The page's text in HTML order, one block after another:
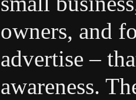
owners, and
advertise –
awareness.